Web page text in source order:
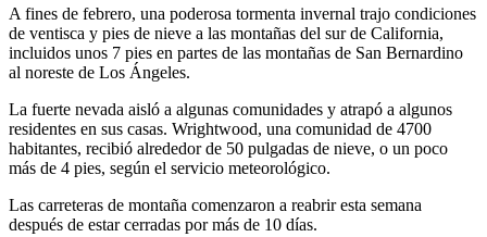
A fines de febrero, una poderosa tormenta invernal trajo condiciones
de ventisca y pies de nieve a las montañas del sur de California,
incluidos unos 7 pies en partes de las montañas de San Bernardino
al noreste de Los Ángeles.
La fuerte nevada aisló a algunas comunidades y atrapó a algunos
residentes en sus casas. Wrightwood, una comunidad de 4700
habitantes, recibió alrededor de 50 pulgadas de nieve, o un poco
más de 4 pies, según el servicio meteorológico.
Las carreteras de montaña comenzaron a reabrir esta semana
después de estar cerradas por más de 10 días.